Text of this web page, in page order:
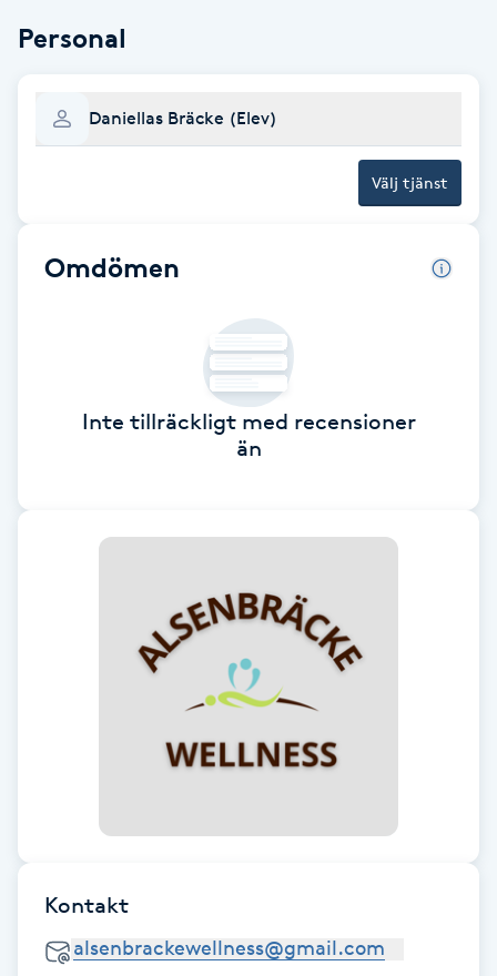
Brynplockning
Color correction
D
Extensions borttagning
Eyeliner-tatuering
Personal
Daniellas Bräcke (Elev)
Välj tjänst
Omdömen
Inte tillräckligt med recensioner
än
Kontakt